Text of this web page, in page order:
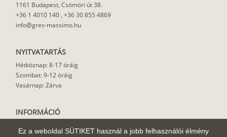
Ez a weboldal SÜTIKET használ a jobb felhasználói élmény
1161 Budapest, Csömöri út 38.
+36 1 4010 140 , +36 30 855 4869
info@gres-massimo.hu
NYITVATARTÁS
Hétköznap: 8-17 óráig
Szombat: 9-12 óráig
Vasárnap: Zárva
INFORMÁCIÓ